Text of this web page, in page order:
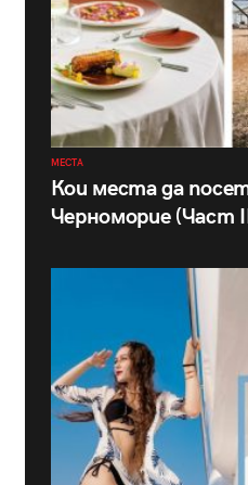
МЕСТА
Кои места да
Черноморие (Част